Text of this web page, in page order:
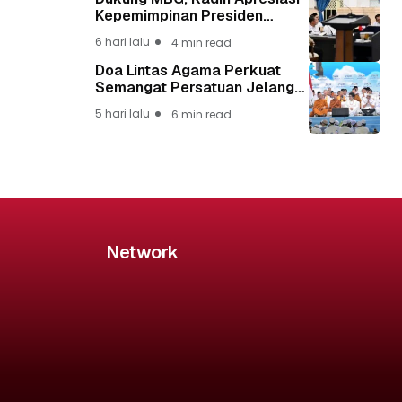
Kepemimpinan Presiden
6 hari lalu 4 min read
Doa Lintas Agama Perkuat
Semangat Persatuan Jelang
5 hari lalu 6 min read
Network